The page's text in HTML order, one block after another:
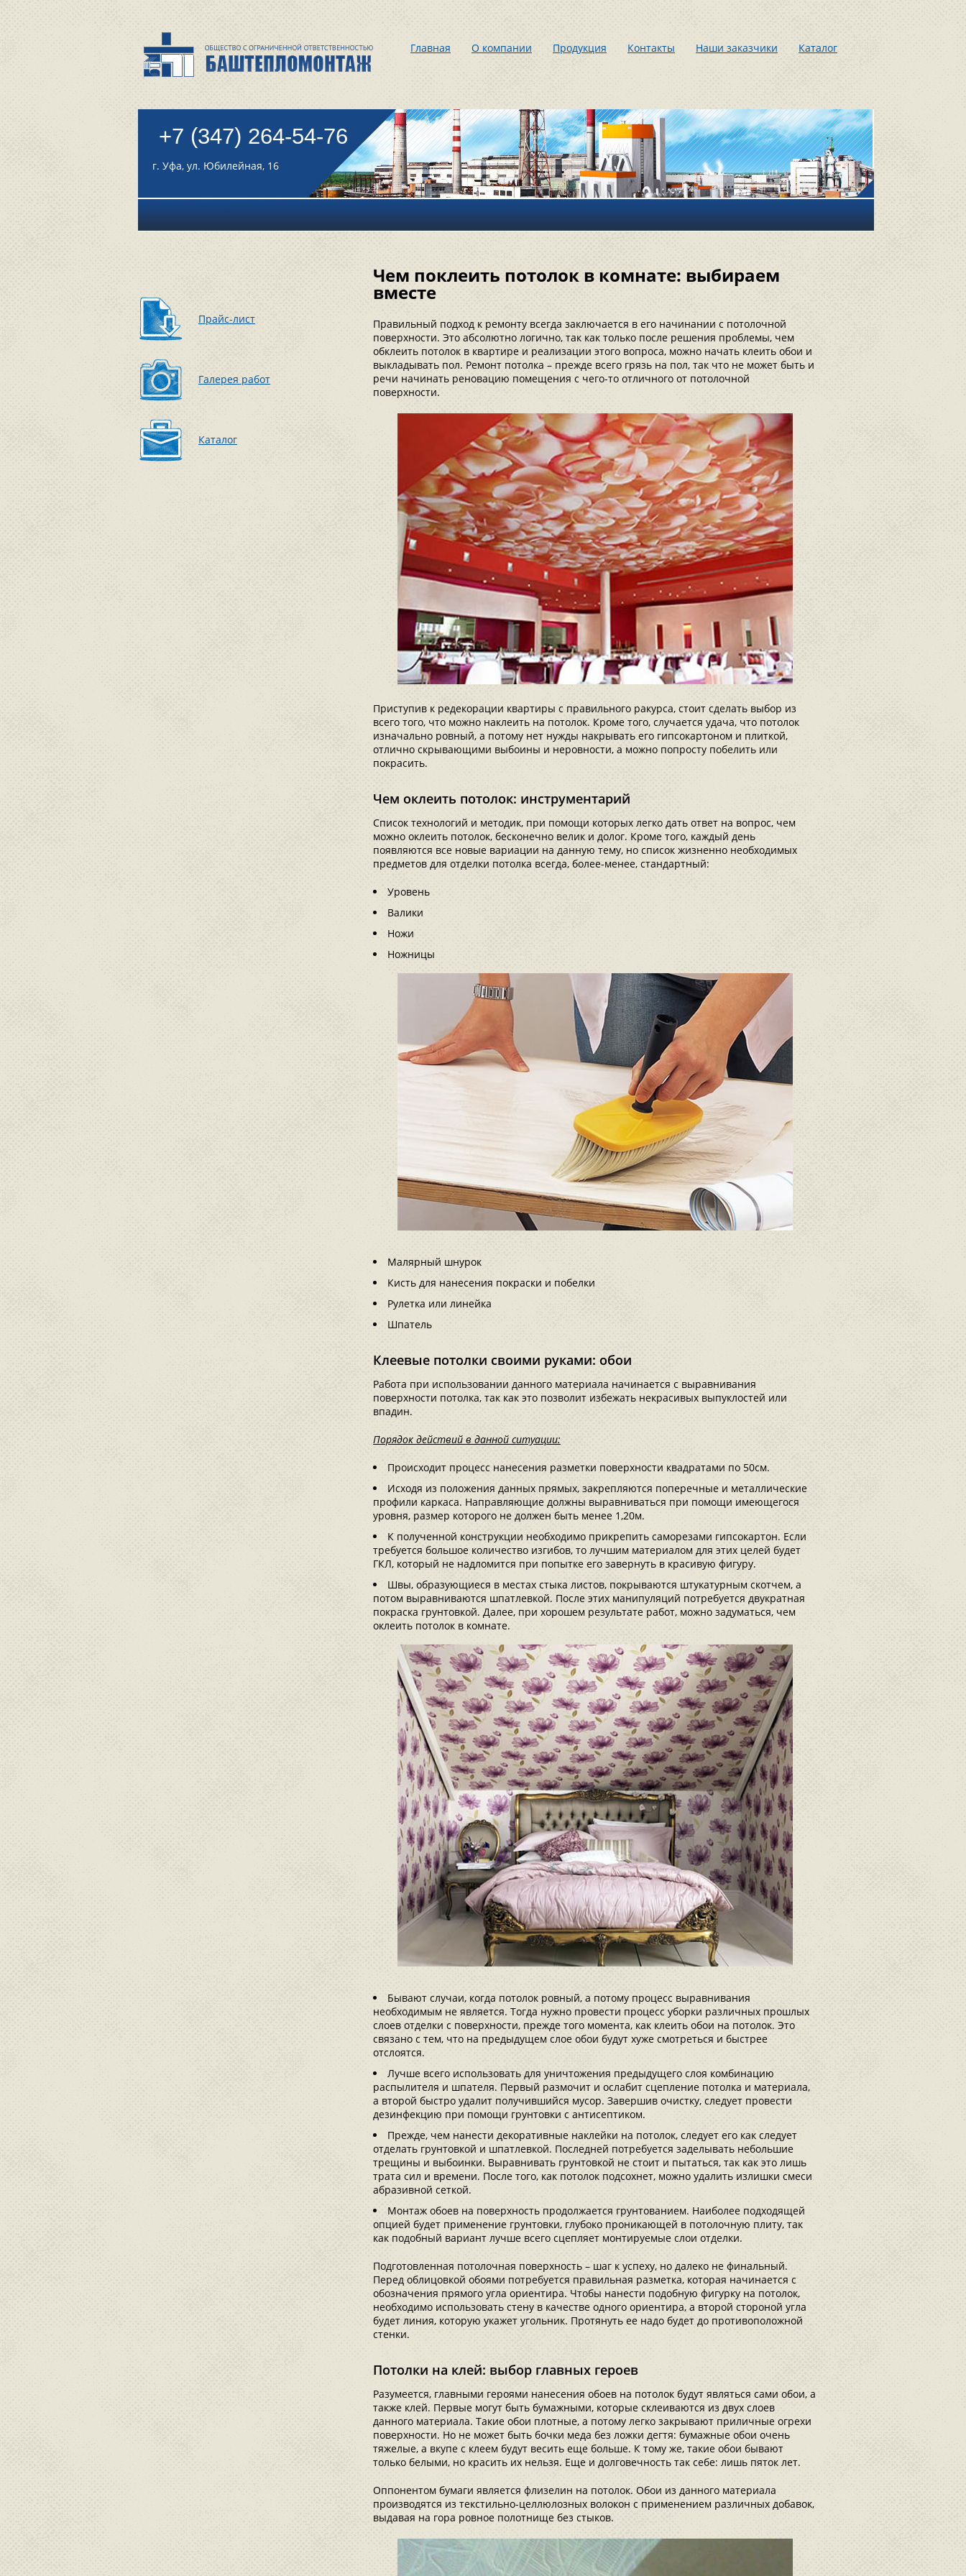
Главная О компании Продукция Контакты Наши заказчики Каталог
+7 (347) 264-54-76
г. Уфа, ул. Юбилейная, 16
Прайс-лист
Галерея работ
Каталог
Чем поклеить потолок в комнате: выбираем
вместе
Правильный подход к ремонту всегда заключается в его начинании с потолочной
поверхности. Это абсолютно логично, так как только после решения проблемы, чем
обклеить потолок в квартире и реализации этого вопроса, можно начать клеить обои и
выкладывать пол. Ремонт потолка – прежде всего грязь на пол, так что не может быть и
речи начинать реновацию помещения с чего-то отличного от потолочной
поверхности.
Приступив к редекорации квартиры с правильного ракурса, стоит сделать выбор из
всего того, что можно наклеить на потолок. Кроме того, случается удача, что потолок
изначально ровный, а потому нет нужды накрывать его гипсокартоном и плиткой,
отлично скрывающими выбоины и неровности, а можно попросту побелить или
покрасить.
Чем оклеить потолок: инструментарий
Список технологий и методик, при помощи которых легко дать ответ на вопрос, чем
можно оклеить потолок, бесконечно велик и долог. Кроме того, каждый день
появляются все новые вариации на данную тему, но список жизненно необходимых
предметов для отделки потолка всегда, более-менее, стандартный:
Уровень
Валики
Ножи
Ножницы
Малярный шнурок
Кисть для нанесения покраски и побелки
Рулетка или линейка
Шпатель
Клеевые потолки своими руками: обои
Работа при использовании данного материала начинается с выравнивания
поверхности потолка, так как это позволит избежать некрасивых выпуклостей или
впадин.
Порядок действий в данной ситуации:
Происходит процесс нанесения разметки поверхности квадратами по 50см.
Исходя из положения данных прямых, закрепляются поперечные и металлические
профили каркаса. Направляющие должны выравниваться при помощи имеющегося
уровня, размер которого не должен быть менее 1,20м.
К полученной конструкции необходимо прикрепить саморезами гипсокартон. Если
требуется большое количество изгибов, то лучшим материалом для этих целей будет
ГКЛ, который не надломится при попытке его завернуть в красивую фигуру.
Швы, образующиеся в местах стыка листов, покрываются штукатурным скотчем, а
потом выравниваются шпатлевкой. После этих манипуляций потребуется двукратная
покраска грунтовкой. Далее, при хорошем результате работ, можно задуматься, чем
оклеить потолок в комнате.
Бывают случаи, когда потолок ровный, а потому процесс выравнивания
необходимым не является. Тогда нужно провести процесс уборки различных прошлых
слоев отделки с поверхности, прежде того момента, как клеить обои на потолок. Это
связано с тем, что на предыдущем слое обои будут хуже смотреться и быстрее
отслоятся.
Лучше всего использовать для уничтожения предыдущего слоя комбинацию
распылителя и шпателя. Первый размочит и ослабит сцепление потолка и материала,
а второй быстро удалит получившийся мусор. Завершив очистку, следует провести
дезинфекцию при помощи грунтовки с антисептиком.
Прежде, чем нанести декоративные наклейки на потолок, следует его как следует
отделать грунтовкой и шпатлевкой. Последней потребуется заделывать небольшие
трещины и выбоинки. Выравнивать грунтовкой не стоит и пытаться, так как это лишь
трата сил и времени. После того, как потолок подсохнет, можно удалить излишки смеси
абразивной сеткой.
Монтаж обоев на поверхность продолжается грунтованием. Наиболее подходящей
опцией будет применение грунтовки, глубоко проникающей в потолочную плиту, так
как подобный вариант лучше всего сцепляет монтируемые слои отделки.
Подготовленная потолочная поверхность – шаг к успеху, но далеко не финальный.
Перед облицовкой обоями потребуется правильная разметка, которая начинается с
обозначения прямого угла ориентира. Чтобы нанести подобную фигурку на потолок,
необходимо использовать стену в качестве одного ориентира, а второй стороной угла
будет линия, которую укажет угольник. Протянуть ее надо будет до противоположной
стенки.
Потолки на клей: выбор главных героев
Разумеется, главными героями нанесения обоев на потолок будут являться сами обои, а
также клей. Первые могут быть бумажными, которые склеиваются из двух слоев
данного материала. Такие обои плотные, а потому легко закрывают приличные огрехи
поверхности. Но не может быть бочки меда без ложки дегтя: бумажные обои очень
тяжелые, а вкупе с клеем будут весить еще больше. К тому же, такие обои бывают
только белыми, но красить их нельзя. Еще и долговечность так себе: лишь пяток лет.
Оппонентом бумаги является флизелин на потолок. Обои из данного материала
производятся из текстильно-целлюлозных волокон с применением различных добавок,
выдавая на гора ровное полотнище без стыков.